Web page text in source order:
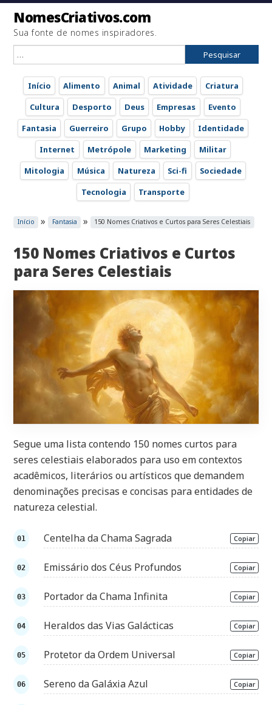
NomesCriativos.com
Sua fonte de nomes inspiradores.
por:
Início Alimento Animal Atividade
Criatura
Cultura
Desporto Deus Empresas
Evento
Fantasia
Guerreiro Grupo Hobby
Identidade
Internet
Metrópole Marketing
Militar
Mitologia
Música Natureza Sci-fi
Sociedade
Tecnologia
Transporte
Início » Fantasia » 150 Nomes Criativos e Curtos para Seres Celestiais
150 Nomes Criativos e Curtos
para Seres Celestiais
Segue uma lista contendo 150 nomes curtos para
seres celestiais elaborados para uso em contextos
acadêmicos, literários ou artísticos que demandem
denominações precisas e concisas para entidades de
natureza celestial.
Centelha da Chama Sagrada Copiar
Emissário dos Céus Profundos Copiar
Portador da Chama Infinita Copiar
Heraldos das Vias Galácticas Copiar
Protetor da Ordem Universal Copiar
Sereno da Galáxia Azul Copiar